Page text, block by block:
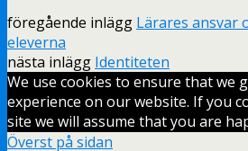
föregående inlägg Lärares ansvar
eleverna
nästa inlägg Identiteten
We use cookies to ensure that we
experience on our website. If you
site we will assume that you are
Överst på sidan